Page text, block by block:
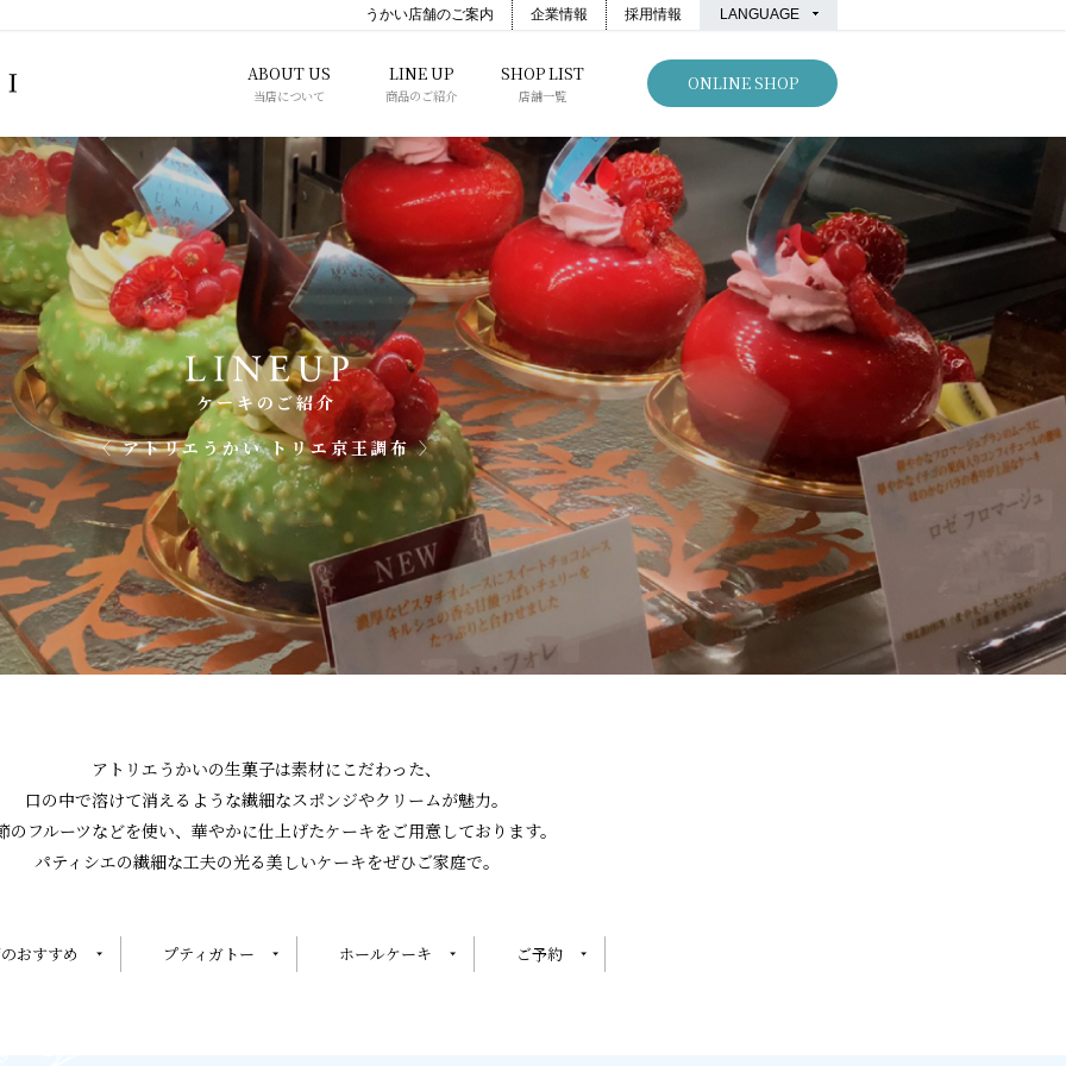
LANGUAGE
うかい店舗のご案内 企業情報 採用情報
ABOUT US
当店について
LINE UP
商品のご紹介
SHOP LIST
店舗一覧
ONLINE SHOP
ケーキのご紹介
〈 アトリエうかい トリエ京王調布 〉
アトリエうかいの生菓子は素材にこだわった、
口の中で溶けて消えるような繊細なスポンジやクリームが魅力。
のフルーツなどを使い、華やかに仕上げたケーキをご用意しております。
パティシエの繊細な工夫の光る美しいケーキをぜひご家庭で。
おすすめ プティガトー ホールケーキ ご予約